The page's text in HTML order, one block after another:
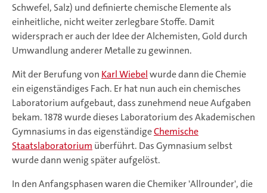
Schwefel, Salz) und definierte chemische Elemente als
einheitliche, nicht weiter zerlegbare Stoffe. Damit
widersprach er auch der Idee der Alchemisten, Gold durch
Umwandlung anderer Metalle zu gewinnen.
Mit der Berufung von Karl Wiebelwurde dann die Chemie
ein eigenständiges Fach. Er hat nun auch ein chemisches
Laboratorium aufgebaut, dass zunehmend neue Aufgaben
bekam. 1878 wurde dieses Laboratorium des Akademischen
Gymnasiums in das eigenständigeChemische
Staatslaboratorium überführt. Das Gymnasium selbst
wurde dann wenig später aufgelöst.
In den Anfangsphasen waren die Chemiker 'Allrounder', die